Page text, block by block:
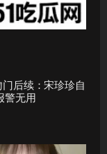
门后续：宋珍珍自
警无用